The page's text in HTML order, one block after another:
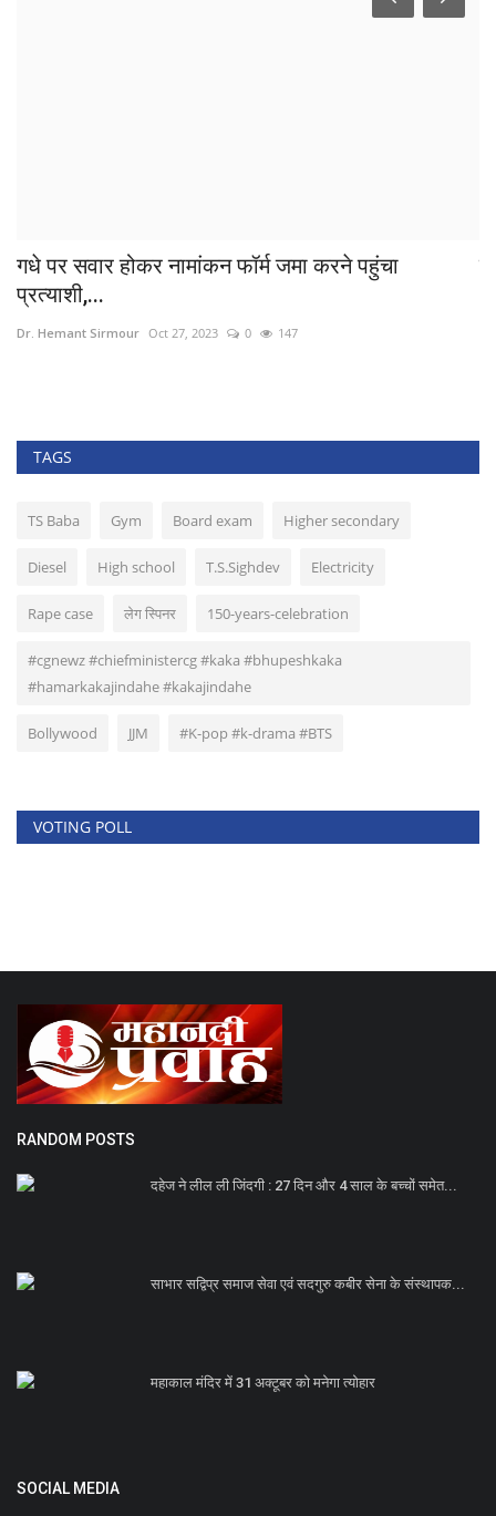
गधे पर सवार होकर नामांकन फॉर्म जमा करने पहुंचा
प्रत्याशी,...
Dr. Hemant Sirmour Oct 27, 2023 0 147
TAGS
TS Baba Gym Board exam Higher secondary
Diesel High school T.S.Sighdev Electricity
Rape case लेग स्पिनर 150-years-celebration
#cgnewz #chiefministercg #kaka #bhupeshkaka
#hamarkakajindahe #kakajindahe
Bollywood JJM #K-pop #k-drama #BTS
VOTING POLL
RANDOM POSTS
दहेज ने लील ली जिंदगी : 27 दिन और 4 साल के बच्चों समेत...
साभार सद्विप्र समाज सेवा एवं सदगुरु कबीर सेना के संस्थापक...
महाकाल मंदिर में 31 अक्टूबर को मनेगा त्योहार
SOCIAL MEDIA